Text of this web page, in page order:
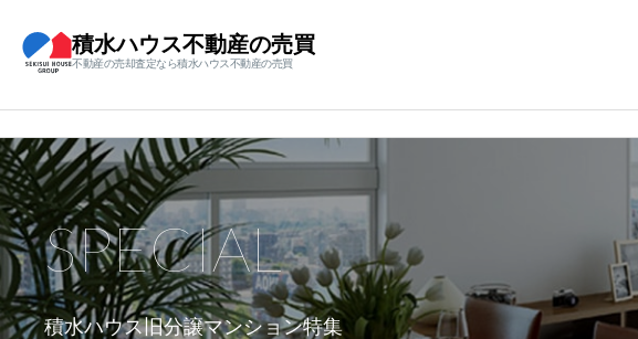
積水ハウス不動産の売買
不動産の売却査定なら積水ハウス不動産の売買
積水ハウス旧分譲マンション特集
SPECIAL